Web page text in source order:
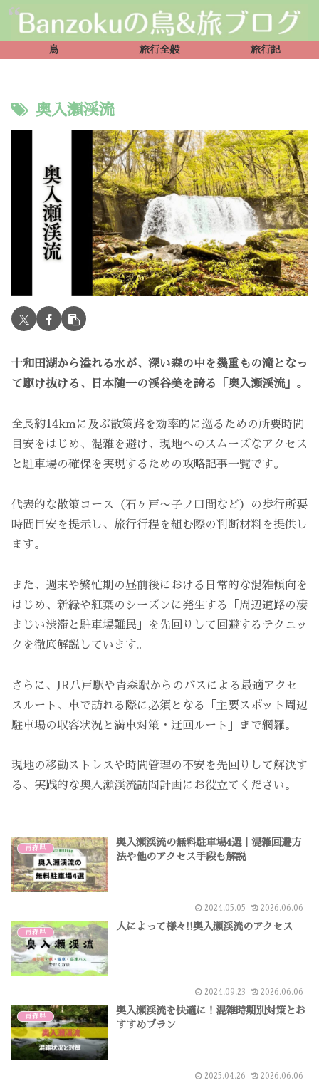
鳥 旅行全般 旅行記
奥入瀬渓流
十和田湖から溢れる水が、深い森の中を幾重もの滝となっ
て駆け抜ける、日本随一の渓谷美を誇る「奥入瀬渓流」。
全長約14kmに及ぶ散策路を効率的に巡るための所要時間
目安をはじめ、混雑を避け、現地へのスムーズなアクセス
と駐車場の確保を実現するための攻略記事一覧です。
代表的な散策コース（石ヶ戸〜子ノ口間など）の歩行所要
時間目安を提示し、旅行行程を組む際の判断材料を提供し
ます。
また、週末や繁忙期の昼前後における日常的な混雑傾向を
はじめ、新緑や紅葉のシーズンに発生する「周辺道路の凄
まじい渋滞と駐車場難民」を先回りして回避するテクニッ
クを徹底解説しています。
さらに、JR八戸駅や青森駅からのバスによる最適アクセ
スルート、車で訪れる際に必須となる「主要スポット周辺
駐車場の収容状況と満車対策・迂回ルート」まで網羅。
現地の移動ストレスや時間管理の不安を先回りして解決す
る、実践的な奥入瀬渓流訪問計画にお役立てください。
青森県
奥入瀬渓流の無料駐車場4選｜混雑回避方
法や他のアクセス手段も解説
2024.05.05 2026.06.06
青森県
人によって様々!!奥入瀬渓流のアクセス
2024.09.23 2026.06.06
青森県
奥入瀬渓流を快適に！混雑時期別対策とお
すすめプラン
2025.04.26 2026.06.06